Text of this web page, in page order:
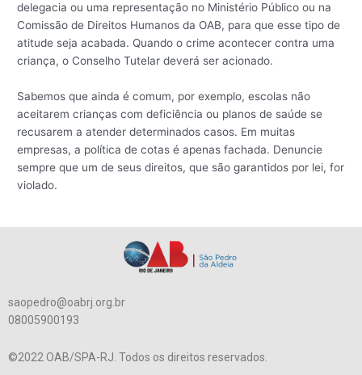
delegacia ou uma representação no Ministério Público ou na
Comissão de Direitos Humanos da OAB, para que esse tipo de
atitude seja acabada. Quando o crime acontecer contra uma
criança, o Conselho Tutelar deverá ser acionado.
Sabemos que ainda é comum, por exemplo, escolas não
aceitarem crianças com deficiência ou planos de saúde se
recusarem a atender determinados casos. Em muitas
empresas, a política de cotas é apenas fachada. Denuncie
sempre que um de seus direitos, que são garantidos por lei, for
violado.
saopedro@oabrj.org.br
08005900193
©2022 OAB/SPA-RJ. Todos os direitos reservados.